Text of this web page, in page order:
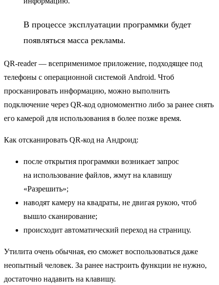
В процессе эксплуатации программки будет
появляться масса рекламы.
QR-reader — всеприменимое приложение, подходящее под
телефоны с операционной системой Android. Чтоб
просканировать информацию, можно выполнить
подключение через QR-код одномоментно либо за ранее снять
его камерой для использования в более позже время.
Как отсканировать QR-код на Андроид:
после открытия программки возникает запрос
на использование файлов, жмут на клавишу
«Разрешить»;
наводят камеру на квадраты, не двигая рукою, чтоб
вышло сканирование;
происходит автоматический переход на страницу.
Утилита очень обычная, ею сможет воспользоваться даже
неопытный человек. За ранее настроить функции не нужно,
достаточно надавить на клавишу.